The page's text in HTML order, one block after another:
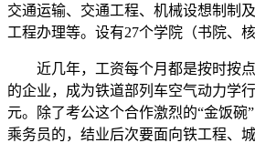
交通运输、交通工程、机械设想制制
工程办理等。设有27个学院（书院、核
近几年，工资每个月都是按时按点
的企业，成为铁道部列车空气动力学
元。除了考公这个合作激烈的“金饭碗
乘务员的，结业后次要面向铁工程、